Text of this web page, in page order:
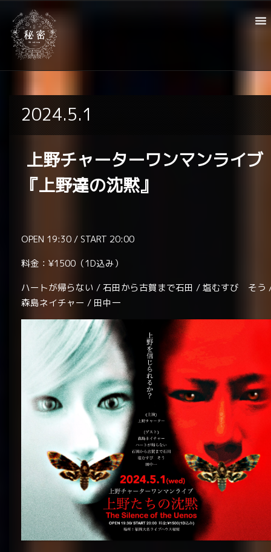
2024.5.1
上野チャーターワンマンライブ
『上野達の沈黙』
OPEN 19:30 / START 20:00
料金：¥1500（1D込み）
ハートが帰らない / 石田から古賀まで石田 / 塩むすび そう
森島ネイチャー / 田中一